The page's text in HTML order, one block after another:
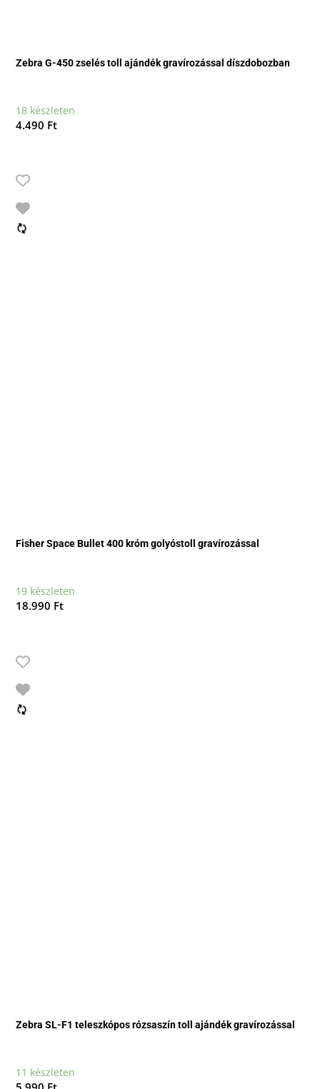
Zebra G-450 zselés toll ajándék gravírozással díszdobozban
18 készleten
4.490 Ft
Fisher Space Bullet 400 króm golyóstoll gravírozással
19 készleten
18.990 Ft
Zebra SL-F1 teleszkópos rózsaszín toll ajándék gravírozással
11 készleten